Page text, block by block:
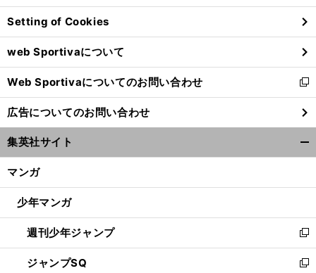
ン
ド
ウ
で
開
く
Setting of Cookies
web Sportivaについて
Web Sportivaについてのお問い合わせ
新
し
い
ウ
ィ
ン
ウ
開
く
広告についてのお問い合わせ
集英社サイト
マンガ
少年マンガ
週刊少年ジャンプ
新
し
い
ジャンプSQ
新